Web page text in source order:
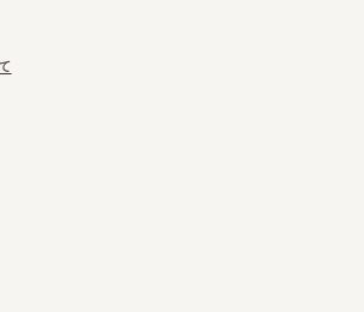
策として、汗止めのハットライナーのお勧め